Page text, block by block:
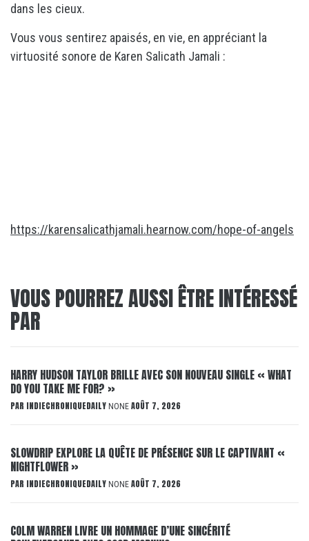
dans les cieux.
Vous vous sentirez apaisés, en vie, en appréciant la
virtuosité sonore de Karen Salicath Jamali :
https://karensalicathjamali.hearnow.com/hope-of-angels
VOUS POURREZ AUSSI ÊTRE INTÉRESSÉ
PAR
HARRY HUDSON TAYLOR BRILLE AVEC SON NOUVEAU SINGLE « WHAT
DO YOU TAKE ME FOR? »
PAR INDIECHRONIQUEDAILY NONE AOÛT 7, 2026
SLOWDRIP EXPLORE LA QUÊTE DE PRÉSENCE SUR LE CAPTIVANT «
NIGHTFLOWER »
PAR INDIECHRONIQUEDAILY NONE AOÛT 7, 2026
COLM WARREN LIVRE UN HOMMAGE D’UNE SINCÉRITÉ